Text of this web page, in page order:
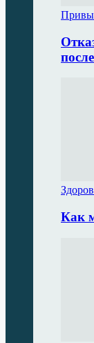
Как